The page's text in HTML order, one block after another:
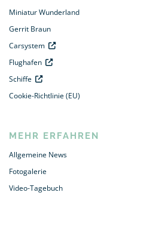
Miniatur Wunderland
Gerrit Braun
Carsystem
Flughafen
Schiffe
Cookie-Richtlinie (EU)
MEHR ERFAHREN
Allgemeine News
Fotogalerie
Video-Tagebuch